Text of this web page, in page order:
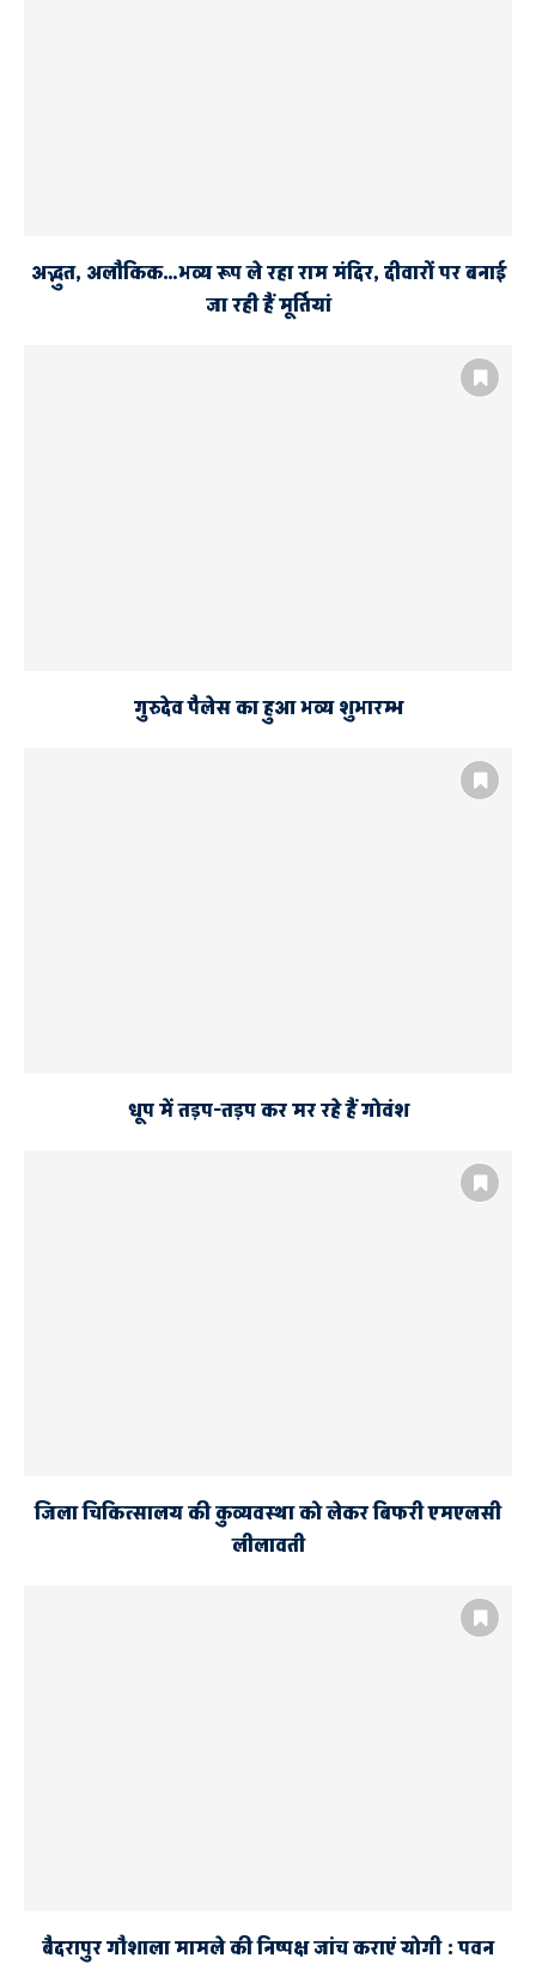
अद्भुत, अलौकिक…भव्य रूप ले रहा राम मंदिर, दीवारों पर बनाई
जा रही हैं मूर्तियां
गुरुदेव पैलेस का हुआ भव्य शुभारम्भ
धूप में तड़प-तड़प कर मर रहे हैं गोवंश
जिला चिकित्सालय की कुव्यवस्था को लेकर बिफरी एमएलसी
लीलावती
बैदरापुर गौशाला मामले की निष्पक्ष जांच कराएं योगी : पवन